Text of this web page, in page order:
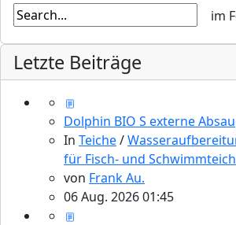
Letzte Beiträge
Dolphin BIO S externe
In Teiche/
für Fisch- und
von Frank Au.
06 Aug. 2026 01:45